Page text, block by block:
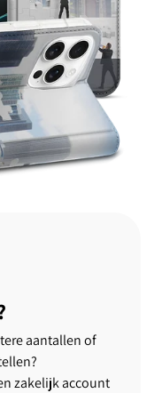
aantallen of
zakelijk account